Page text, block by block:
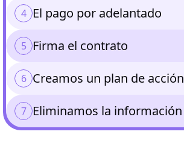
El pago por adelantado
Firma el contrato
Creamos un plan de acción
Eliminamos la información